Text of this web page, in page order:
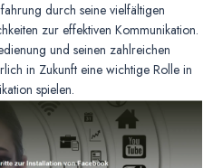
durch seine vielfältigen
zur effektiven Kommunikation.
und seinen zahlreichen
in Zukunft eine wichtige Rolle in
spielen.